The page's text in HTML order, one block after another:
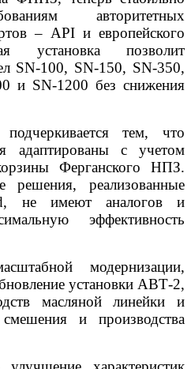
авторитетных
– API и европейского
установка позволит
SN-100, SN-150, SN-350,
и SN-1200 без снижения
подчеркивается тем, что
адаптированы с учетом
Ферганского НПЗ.
решения, реализованные
не имеют аналогов и
эффективность
модернизации,
установки АВТ-2,
масляной линейки и
и производства